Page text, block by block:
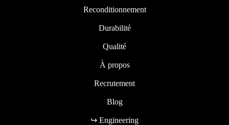
Reconditionnement
Durabilité
Qualité
À propos
Recrutement
Blog
↪ Engineering